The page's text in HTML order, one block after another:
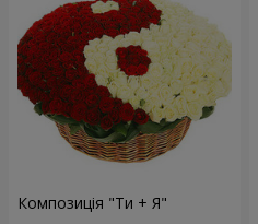
Композиція "Ти + Я"